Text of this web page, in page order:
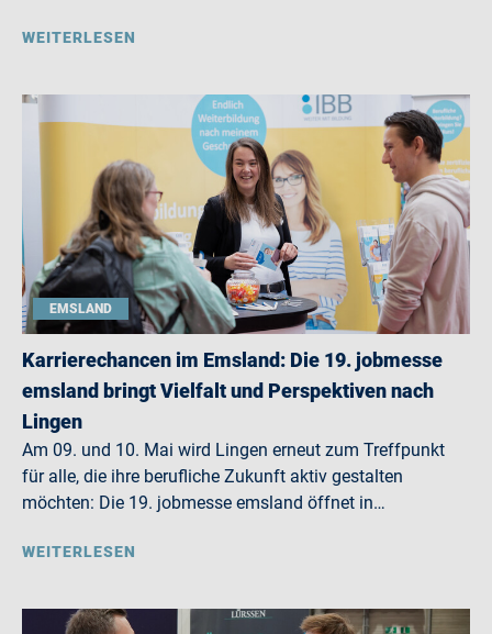
WEITERLESEN
EMSLAND
Karrierechancen im Emsland: Die 19. jobmesse
emsland bringt Vielfalt und Perspektiven nach
Lingen
Am 09. und 10. Mai wird Lingen erneut zum Treffpunkt
für alle, die ihre berufliche Zukunft aktiv gestalten
möchten: Die 19. jobmesse emsland öffnet in…
WEITERLESEN